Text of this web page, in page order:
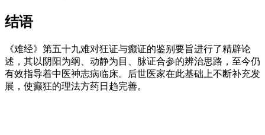
结语
《难经》第五十九难对狂证与癫证的鉴别要旨进行了精辟论
述，其以阴阳为纲、动静为目、脉证合参的辨治思路，至今仍
有效指导着中医神志病临床。后世医家在此基础上不断补充发
展，使癫狂的理法方药日趋完善。